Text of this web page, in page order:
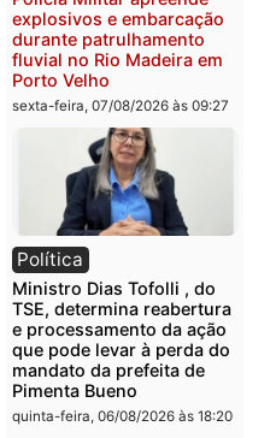
Polícia
Polícia Civil deflagra
operação contra facção
criminosa que atacava
provedores de internet
Rondônia
sexta-feira, 07/08/2026 às
Polícia
Polícia Militar apreende
explosivos e
durante patrulhamento